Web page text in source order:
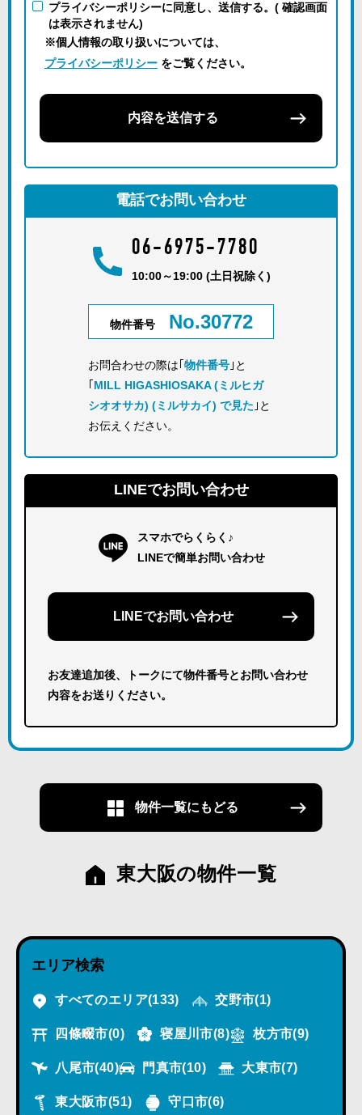
プライバシーポリシーに同意し、送信する。( 確認画面
は表示されません)
※個人情報の取り扱いについては、
プライバシーポリシー をご覧ください。
内容を送信する
電話でお問い合わせ
06-6975-7780
10:00～19:00 (土日祝除く)
物件番号 No.30772
お問合わせの際は｢ 物件番号 ｣と
MILL HIGASHIOSAKA (ミルヒガ
シオオサカ) (ミルサカイ) で見た ｣と
お伝えください。
LINEでお問い合わせ
スマホでらくらく♪
LINEで簡単お問い合わせ
LINEでお問い合わせ
お友達追加後、トークにて物件番号とお問い合わせ
内容をお送りください。
物件一覧にもどる
東大阪の物件一覧
エリア検索
すべてのエリア(133) 交野市(1)
四條畷市(0) 寝屋川市(8) 枚方市(9)
八尾市(40) 門真市(10) 大東市(7)
東大阪市(51) 守口市(6)